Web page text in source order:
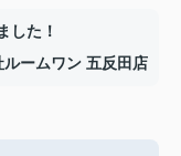
した！
ルームワン 五反田店